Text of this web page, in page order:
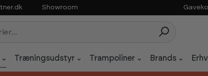
Showroom
Træningsudstyr Trampoliner Brands